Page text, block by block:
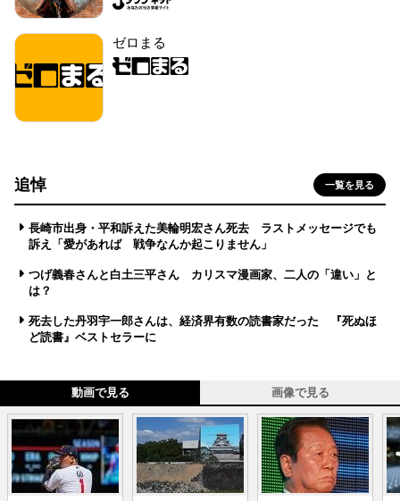
ゼロまる
追悼 一覧を見る
長崎市出身・平和訴えた美輪明宏さん死去 ラストメッセージでも
訴え「愛があれば 戦争なんか起こりません」
つげ義春さんと白土三平さん カリスマ漫画家、二人の「違い」と
は？
死去した丹羽宇一郎さんは、経済界有数の読書家だった 『死ぬほ
ど読書』ベストセラーに
動画で見る 画像で見る